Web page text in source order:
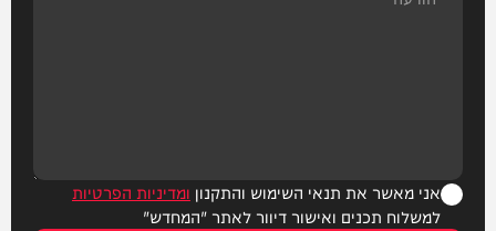
אני מאשר את תנאי השימוש והתקנון ומדיניות הפרטיות
למשלוח תכנים ואישור דיוור לאתר "המחדש"